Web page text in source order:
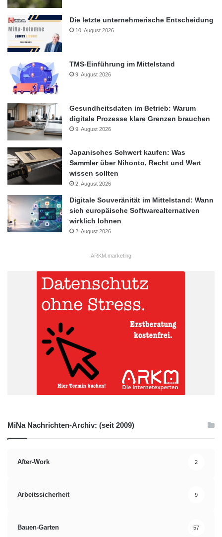
Die letzte unternehmerische Entscheidung
10. August 2026
TMS-Einführung im Mittelstand
9. August 2026
Gesundheitsdaten im Betrieb: Warum
digitale Prozesse klare Grenzen brauchen
9. August 2026
Japanisches Schwert kaufen: Was
Sammler über Nihonto, Recht und Wert
wissen sollten
2. August 2026
Digitale Souveränität im Mittelstand: Wann
sich europäische Softwarealternativen
wirklich lohnen
2. August 2026
ARKM.marketing
MiNa Nachrichten-Archiv: (seit 2009)
After-Work 2
Arbeitssicherheit 9
Bauen-Garten 57